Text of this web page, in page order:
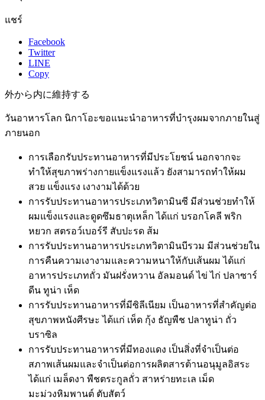
แชร์
Facebook
Twitter
LINE
Copy
外から内に維持する
วันอาหารโลก นิกาโอะขอแนะนำอาหารที่บำรุงผมจากภายในสู่
ภายนอก
การเลือกรับประทานอาหารที่มีประโยชน์ นอกจากจะ
ทำให้สุขภาพร่างกายแข็งแรงแล้ว ยังสามารถทำให้ผม
สวย แข็งแรง เงางามได้ด้วย
การรับประทานอาหารประเภทวิตามินซี มีส่วนช่วยทำให้
ผมแข็งแรงและดูดซึมธาตุเหล็ก ได้แก่ บรอกโคลี พริก
หยวก สตรอว์เบอร์รี สับปะรด ส้ม
การรับประทานอาหารประเภทวิตามินบีรวม มีส่วนช่วยใน
การคืนความเงางามและความหนาให้กับเส้นผม ได้แก่
อาหารประเภทถั่ว มันฝรั่งหวาน อัลมอนด์ ไข่ ไก่ ปลาซาร์
ดีน ทูน่า เห็ด
การรับประทานอาหารที่มีซิลีเนียม เป็นอาหารที่สำคัญต่อ
สุขภาพหนังศีรษะ ได้แก่ เห็ด กุ้ง ธัญพืช ปลาทูน่า ถั่ว
บราซิล
การรับประทานอาหารที่มีทองแดง เป็นสิ่งที่จำเป็นต่อ
สภาพเส้นผมและจำเป็นต่อการผลิตสารต้านอนุมูลอิสระ
ได้แก่ เมล็ดงา พืชตระกูลถั่ว สาหร่ายทะเล เม็ด
มะม่วงหิมพานต์ ตับสัตว์